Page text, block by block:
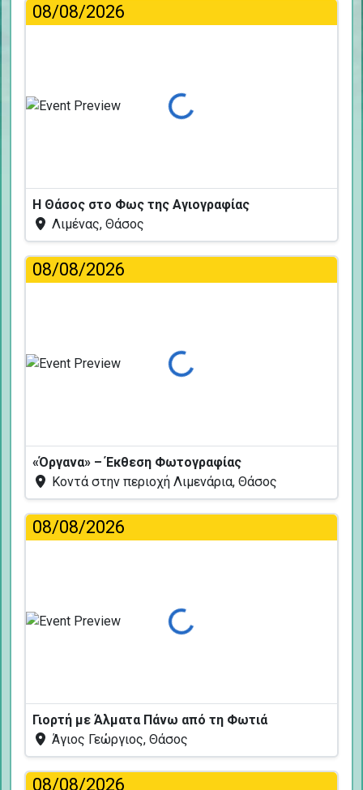
08/08/2026
Φόρτωση...
Η Θάσος στο Φως της Αγιογραφίας
Λιμένας, Θάσος
08/08/2026
Φόρτωση...
«Όργανα» – Έκθεση Φωτογραφίας
Κοντά στην περιοχή Λιμενάρια, Θάσος
08/08/2026
Φόρτωση...
Γιορτή με Άλματα Πάνω από τη Φωτιά
Άγιος Γεώργιος, Θάσος
08/08/2026